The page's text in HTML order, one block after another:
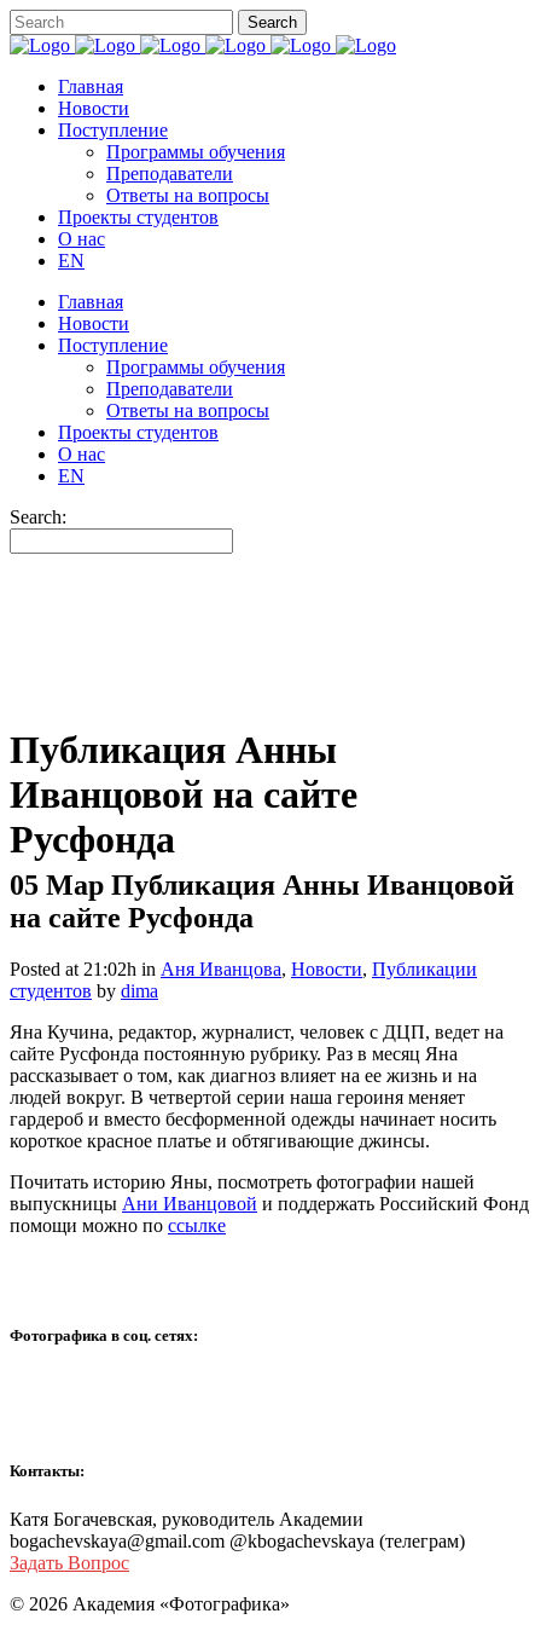
Главная
Новости
Поступление
Программы обучения
Преподаватели
Ответы на вопросы
Проекты студентов
О нас
EN
Главная
Новости
Поступление
Программы обучения
Преподаватели
Ответы на вопросы
Проекты студентов
О нас
EN
Search:
Публикация Анны
Иванцовой на сайте
Русфонда
05 Мар Публикация Анны Иванцовой
на сайте Русфонда
Posted at 21:02h in Аня Иванцова, Новости, Публикации
студентов by dima
Яна Кучина, редактор, журналист, человек с ДЦП, ведет на
сайте Русфонда постоянную рубрику. Раз в месяц Яна
рассказывает о том, как диагноз влияет на ее жизнь и на
людей вокруг. В четвертой серии наша героиня меняет
гардероб и вместо бесформенной одежды начинает носить
короткое красное платье и обтягивающие джинсы.
Почитать историю Яны, посмотреть фотографии нашей
выпускницы Ани Иванцовой и поддержать Российский Фонд
помощи можно по ссылке
Фотографика в соц. сетях:
Контакты:
Катя Богачевская, руководитель Академии
bogachevskaya@gmail.com @kbogachevskaya (телеграм)
Задать Вопрос
© 2026 Академия «Фотографика»